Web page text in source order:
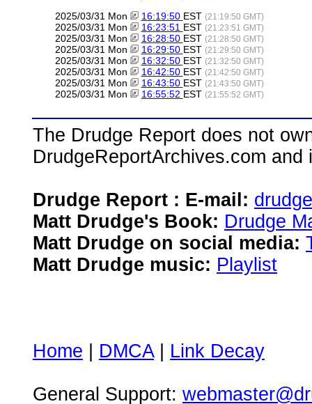
2025/03/31 Mon 16:19:50 EST (21:19:50 GMT)
2025/03/31 Mon 16:23:51 EST (21:23:51 GMT)
2025/03/31 Mon 16:28:50 EST (21:28:50 GMT)
2025/03/31 Mon 16:29:50 EST (21:29:50 GMT)
2025/03/31 Mon 16:32:50 EST (21:32:50 GMT)
2025/03/31 Mon 16:42:50 EST (21:42:50 GMT)
2025/03/31 Mon 16:43:50 EST (21:43:50 GMT)
2025/03/31 Mon 16:55:52 EST (21:55:52 GMT)
The Drudge Report does not
DrudgeReportArchives.com
Drudge Report : E-mail:
Matt Drudge's Book: Drudge
Matt Drudge on social media:
Matt Drudge music: Playlist
Home DMCA| Link Decay
General Support: